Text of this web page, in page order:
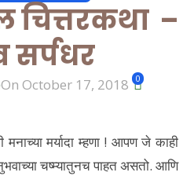
–
सर्पधर
On October 17, 2018 0
मनाच्या मर्यादा म्हणा ! आपण जे काही
चष्म्यातुनच पाहत असतो. आणि